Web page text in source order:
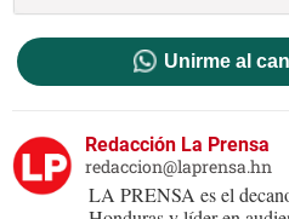
Unirme al
Redacción La Prensa
redaccion@laprensa.hn
LA PRENSA es el